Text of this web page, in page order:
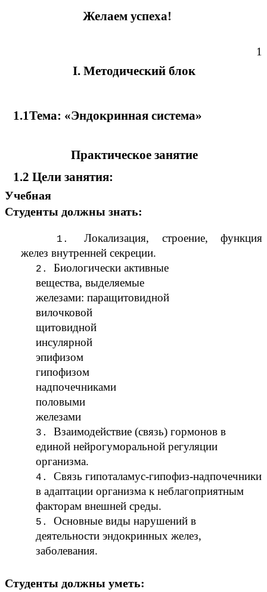
Желаем успеха!
1
I. Методический блок
1.1Тема: «Эндокринная система»
Практическое занятие
1.2 Цели занятия:
Учебная
Студенты должны знать:
Локализация, строение, функция
желез внутренней секреции.
Биологически активные
вещества, выделяемые
железами: паращитовидной
вилочковой
щитовидной
инсулярной
эпифизом
гипофизом
надпочечниками
половыми
железами
Взаимодействие (связь) гормонов в
единой нейрогуморальной регуляции
организма.
Связь гипоталамус-гипофиз-надпочечники
в адаптации организма к неблагоприятным
факторам внешней среды.
Основные виды нарушений в
деятельности эндокринных желез,
заболевания.
Студенты должны уметь: